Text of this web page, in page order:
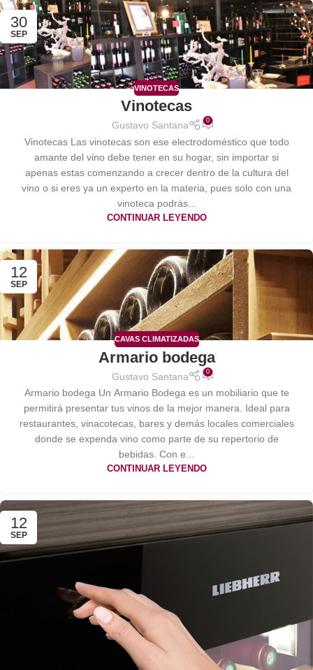
30
SEP
VINOTECAS
Vinotecas
Gustavo Santana 0
Vinotecas Las vinotecas son ese electrodoméstico que todo
amante del vino debe tener en su hogar, sin importar si
apenas estas comenzando a crecer dentro de la cultura del
vino o si eres ya un experto en la materia, pues solo con una
vinoteca podrás...
CONTINUAR LEYENDO
12
SEP
CAVAS CLIMATIZADAS
Armario bodega
Gustavo Santana 0
Armario bodega Un Armario Bodega es un mobiliario que te
permitirá presentar tus vinos de la mejor manera. Ideal para
restaurantes, vinacotecas, bares y demás locales comerciales
donde se expenda vino como parte de su repertorio de
bebidas. Con e...
CONTINUAR LEYENDO
12
SEP